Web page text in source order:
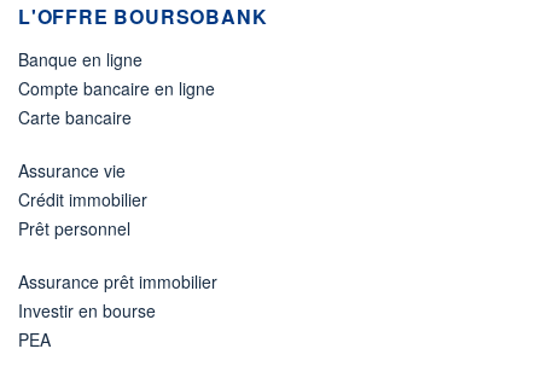
L'OFFRE BOURSOBANK
Banque en ligne
Compte bancaire en ligne
Carte bancaire
Assurance vie
Crédit immobilier
Prêt personnel
Assurance prêt immobilier
Investir en bourse
PEA